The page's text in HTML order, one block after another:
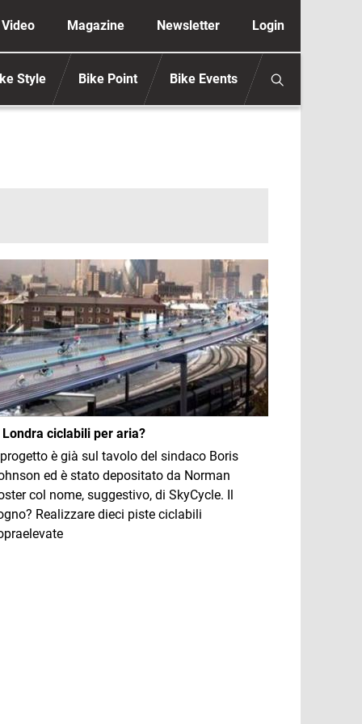
secondaria anonimo
Video Magazine Newsletter Login
Style Bike Point Bike Events
Londra ciclabili per aria?
è già sul tavolo del sindaco Boris
ed è stato depositato da Norman
col nome, suggestivo, di SkyCycle. Il
Realizzare dieci piste ciclabili